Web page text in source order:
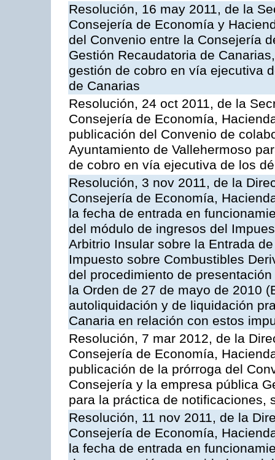
Resolución, 16 may 2011, de la
Consejería de Economía y
del Convenio entre la Consejería
Gestión Recaudatoria de
gestión de cobro en vía ejecutiva
de Canarias
Resolución, 24 oct 2011, de la
Consejería de Economía,
publicación del Convenio de
Ayuntamiento de Vallehermoso
de cobro en vía ejecutiva de los
Resolución, 3 nov 2011, de la
Consejería de Economía,
la fecha de entrada en
del módulo de ingresos del
Arbitrio Insular sobre la Entrada
Impuesto sobre Combustibles
del procedimiento de
la Orden de 27 de mayo de 2010
autoliquidación y de liquidación
Canaria en relación con estos
Resolución, 7 mar 2012, de la
Consejería de Economía,
publicación de la prórroga del
Consejería y la empresa pública
para la práctica de notificaciones,
Resolución, 11 nov 2011, de la
Consejería de Economía,
la fecha de entrada en